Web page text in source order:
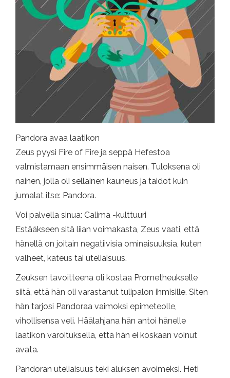
Pandora avaa laatikon
Zeus pyysi Fire of Fire ja seppä Hefestoa
valmistamaan ensimmäisen naisen. Tuloksena oli
nainen, jolla oli sellainen kauneus ja taidot kuin
jumalat itse: Pandora.
Voi palvella sinua: Calima -kulttuuri
Estääkseen sitä liian voimakasta, Zeus vaati, että
hänellä on joitain negatiivisia ominaisuuksia, kuten
valheet, kateus tai uteliaisuus.
Zeuksen tavoitteena oli kostaa Prometheukselle
siitä, että hän oli varastanut tulipalon ihmisille. Siten
hän tarjosi Pandoraa vaimoksi epimeteolle,
vihollisensa veli. Häälahjana hän antoi hänelle
laatikon varoituksella, että hän ei koskaan voinut
avata.
Pandoran uteliaisuus teki aluksen avoimeksi. Heti